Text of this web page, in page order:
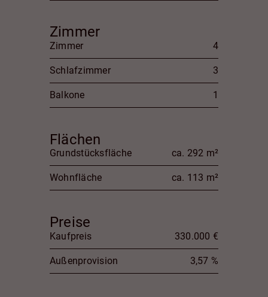
Zimmer
Zimmer 4
Schlafzimmer 3
Balkone 1
Flächen
Grundstücksfläche ca. 292 m²
Wohnfläche ca. 113 m²
Preise
Kaufpreis 330.000 €
Außenprovision 3,57 %